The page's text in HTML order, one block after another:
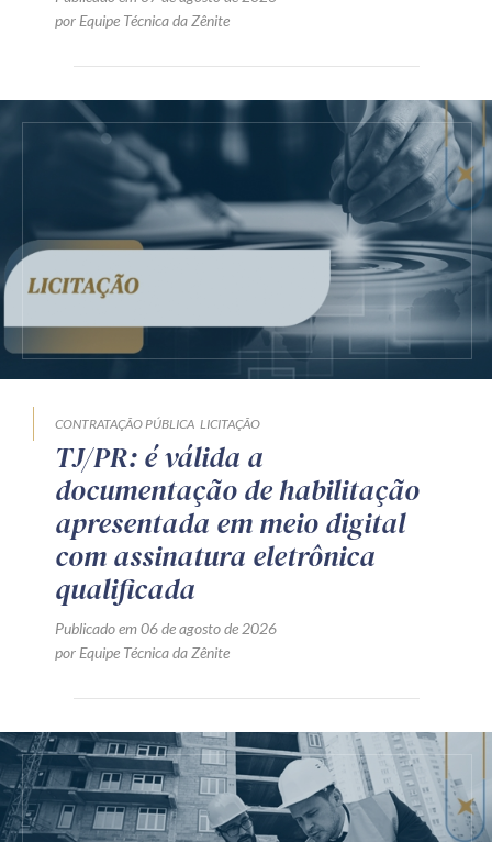
por Equipe Técnica da Zênite
CONTRATAÇÃO PÚBLICA LICITAÇÃO
TJ/PR: é válida a
documentação de habilitação
apresentada em meio digital
com assinatura eletrônica
qualificada
Publicado em 06 de agosto de 2026
por Equipe Técnica da Zênite